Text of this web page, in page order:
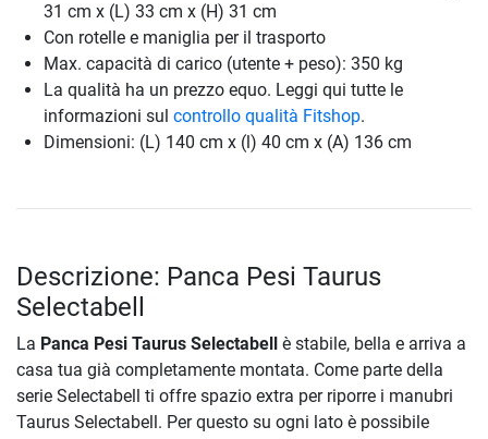
31 cm x (L) 33 cm x (H) 31 cm
Con rotelle e maniglia per il trasporto
Max. capacità di carico (utente + peso): 350 kg
La qualità ha un prezzo equo. Leggi qui tutte le
informazioni sul controllo qualità Fitshop.
Dimensioni: (L) 140 cm x (l) 40 cm x (A) 136 cm
Descrizione: Panca Pesi Taurus
Selectabell
La Panca Pesi Taurus Selectabell
è stabile, bella e arriva a
casa tua già completamente montata. Come parte della
serie Selectabell ti offre spazio extra per riporre i manubri
Taurus Selectabell. Per questo su ogni lato è possibile